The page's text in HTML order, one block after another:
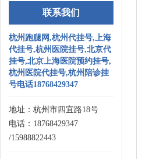
联系我们
杭州跑腿网,杭州代挂号,上海
代挂号,杭州医院挂号,北京代
挂号,北京上海医院预约挂号,
杭州医院代挂号,杭州陪诊挂
号电话18768429347
地址：杭州市四宜路18号
电话：18768429347
/15988822443